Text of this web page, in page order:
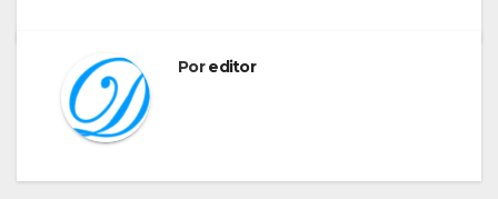
Poreditor